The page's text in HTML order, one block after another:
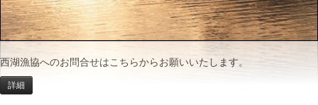
西湖漁協へのお問合せはこちらからお願いいたします。
詳細